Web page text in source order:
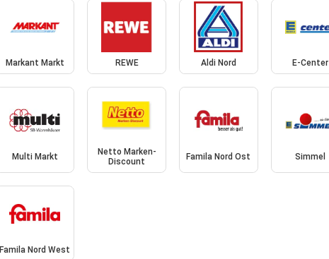
Markant Markt REWE Aldi Nord E-Center
Multi Markt
Netto Marken-
Discount
Famila Nord Ost Simmel
Famila Nord West